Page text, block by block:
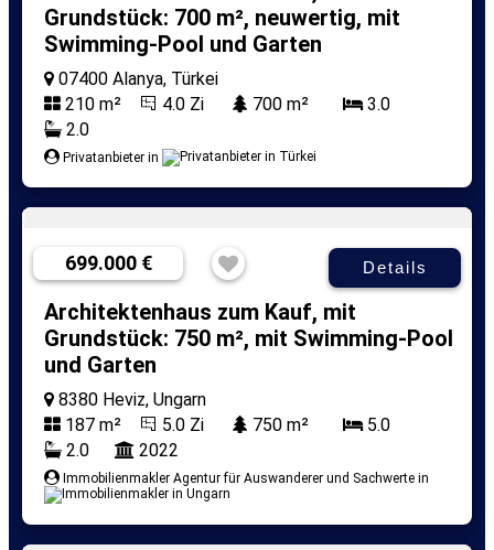
Grundstück: 700 m², neuwertig, mit
Swimming-Pool und Garten
07400 Alanya, Türkei
210 m²
4.0 Zi 700 m²
3.0
2.0
Privatanbieter in
699.000 € Details
Architektenhaus zum Kauf, mit
Grundstück: 750 m², mit Swimming-Pool
und Garten
8380 Heviz, Ungarn
187 m²
5.0 Zi 750 m²
5.0
2.0
2022
Immobilienmakler Agentur für Auswanderer und Sachwerte in